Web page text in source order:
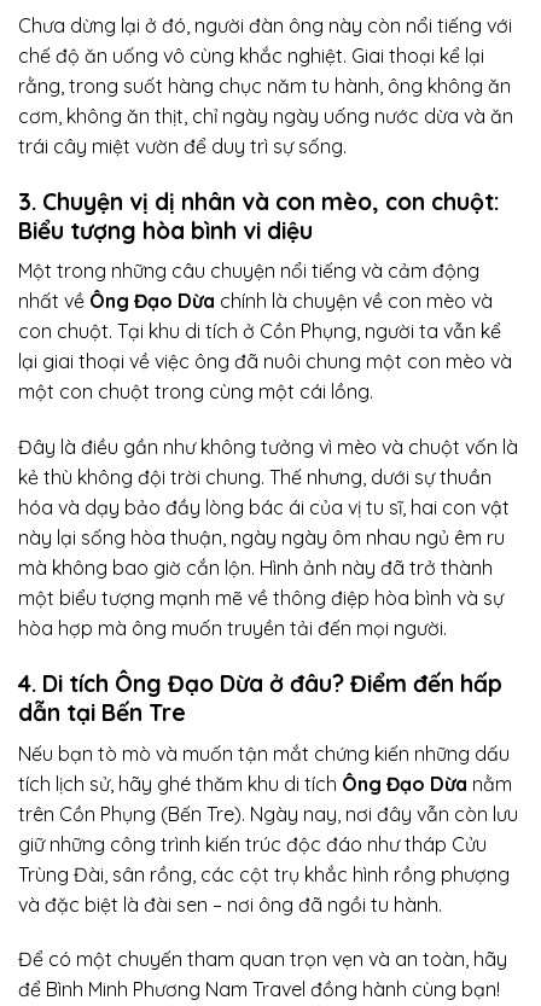
Chưa dừng lại ở đó, người đàn ông này còn nổi tiếng với
chế độ ăn uống vô cùng khắc nghiệt. Giai thoại kể lại
rằng, trong suốt hàng chục năm tu hành, ông không ăn
cơm, không ăn thịt, chỉ ngày ngày uống nước dừa và ăn
trái cây miệt vườn để duy trì sự sống.
3. Chuyện vị dị nhân và con mèo, con chuột:
Biểu tượng hòa bình vi diệu
Một trong những câu chuyện nổi tiếng và cảm động
nhất về Ông Đạo Dừa chính là chuyện về con mèo và
con chuột. Tại khu di tích ở Cồn Phụng, người ta vẫn kể
lại giai thoại về việc ông đã nuôi chung một con mèo và
một con chuột trong cùng một cái lồng.
Đây là điều gần như không tưởng vì mèo và chuột vốn là
kẻ thù không đội trời chung. Thế nhưng, dưới sự thuần
hóa và dạy bảo đầy lòng bác ái của vị tu sĩ, hai con vật
này lại sống hòa thuận, ngày ngày ôm nhau ngủ êm ru
mà không bao giờ cắn lộn. Hình ảnh này đã trở thành
một biểu tượng mạnh mẽ về thông điệp hòa bình và sự
hòa hợp mà ông muốn truyền tải đến mọi người.
4. Di tích Ông Đạo Dừa ở đâu? Điểm đến hấp
dẫn tại Bến Tre
Nếu bạn tò mò và muốn tận mắt chứng kiến những dấu
tích lịch sử, hãy ghé thăm khu di tích Ông Đạo Dừa nằm
trên Cồn Phụng (Bến Tre). Ngày nay, nơi đây vẫn còn lưu
giữ những công trình kiến trúc độc đáo như tháp Cửu
Trùng Đài, sân rồng, các cột trụ khắc hình rồng phượng
và đặc biệt là đài sen – nơi ông đã ngồi tu hành.
Để có một chuyến tham quan trọn vẹn và an toàn, hãy
để Bình Minh Phương Nam Travel đồng hành cùng bạn!